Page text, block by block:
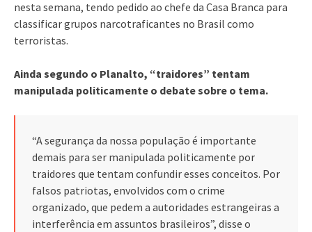
nesta semana, tendo pedido ao chefe da Casa Branca para
classificar grupos narcotraficantes no Brasil como
terroristas.
Ainda segundo o Planalto, “traidores” tentam
manipulada politicamente o debate sobre o tema.
“A segurança da nossa população é importante
demais para ser manipulada politicamente por
traidores que tentam confundir esses conceitos. Por
falsos patriotas, envolvidos com o crime
organizado, que pedem a autoridades estrangeiras a
interferência em assuntos brasileiros”, disse o